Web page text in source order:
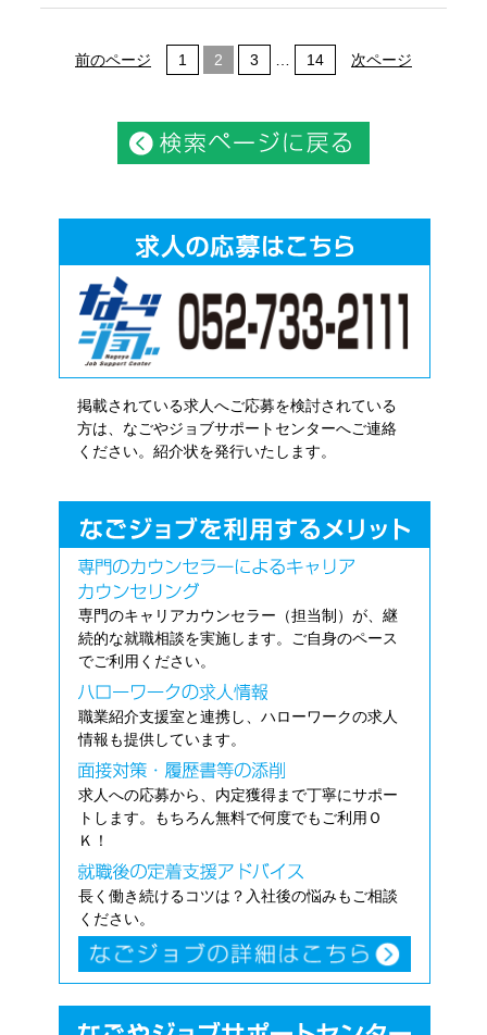
前のページ 1 2 3 14 次ページ
掲載されている求人へご応募を検討されている
方は、なごやジョブサポートセンターへご連絡
ください。紹介状を発行いたします。
専門のキャリアカウンセラー（担当制）が、継
続的な就職相談を実施します。ご自身のペース
でご利用ください。
職業紹介支援室と連携し、ハローワークの求人
情報も提供しています。
求人への応募から、内定獲得まで丁寧にサポー
トします。もちろん無料で何度でもご利用Ｏ
Ｋ！
長く働き続けるコツは？入社後の悩みもご相談
ください。